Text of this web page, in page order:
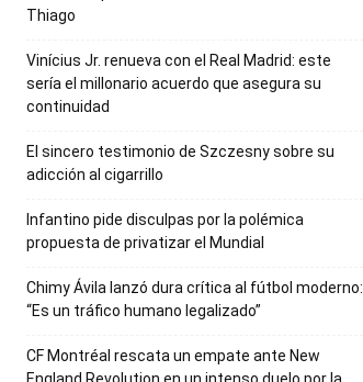
Thiago
Vinícius Jr. renueva con el Real Madrid: este
sería el millonario acuerdo que asegura su
continuidad
El sincero testimonio de Szczesny sobre su
adicción al cigarrillo
Infantino pide disculpas por la polémica
propuesta de privatizar el Mundial
Chimy Ávila lanzó dura crítica al fútbol moderno:
“Es un tráfico humano legalizado”
CF Montréal rescata un empate ante New